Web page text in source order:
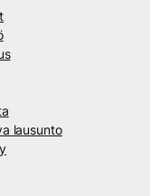
lausunto